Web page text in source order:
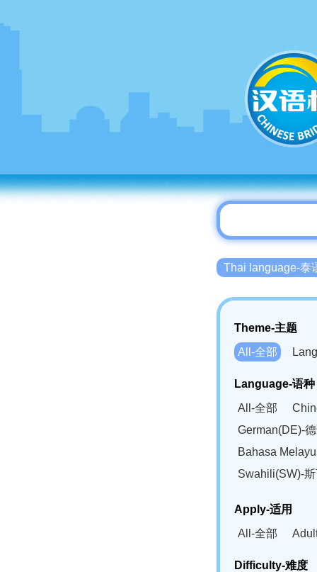
Thai language-泰
Theme-主题
All-全部
Language-语种
All-全部
German(DE)-
Bahasa
Swahili(SW)-
Apply-适用
All-全部
Difficulty-难度